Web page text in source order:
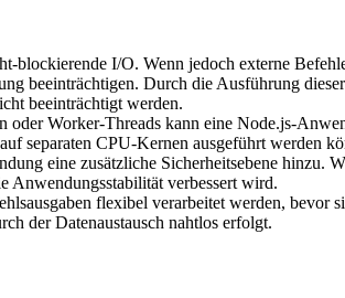
blockierende I/O. Wenn jedoch externe
beeinträchtigen. Durch die Ausführung
beeinträchtigt werden.
oder Worker-Threads kann eine Node.js-
separaten CPU-Kernen ausgeführt werden
eine zusätzliche Sicherheitsebene hinzu.
Anwendungsstabilität verbessert wird.
flexibel verarbeitet werden, bevor
der Datenaustausch nahtlos erfolgt.